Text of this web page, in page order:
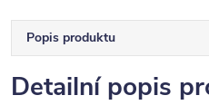
Popis produktu
Detailní popis